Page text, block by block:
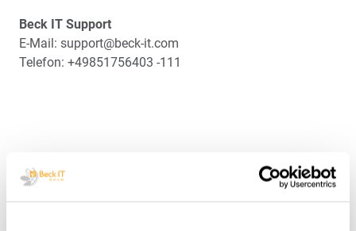
Beck IT Support
E-Mail: support@beck-it.com
Telefon: +49851756403 -111
Das könnte Sie auch interessieren: